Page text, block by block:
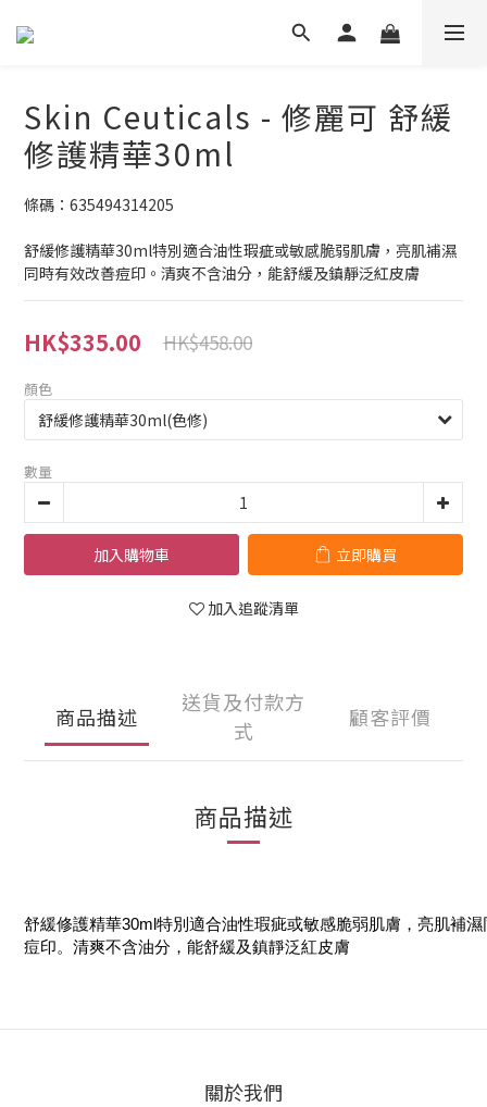
Skin Ceuticals - 修麗可 舒緩
修護精華30ml
條碼：635494314205
舒緩修護精華30ml特別適合油性瑕疵或敏感脆弱肌膚，亮肌補濕
同時有效改善痘印。清爽不含油分，能舒緩及鎮靜泛紅皮膚
HK$335.00 HK$458.00
顏色
數量
加入購物車 立即購買
加入追蹤清單
商品描述
送貨及付款方
式
顧客評價
商品描述
舒緩修護精華30ml特別適合油性瑕疵或敏感脆弱肌膚，亮肌補
痘印。清爽不含油分，能舒緩及鎮靜泛紅皮膚
關於我們